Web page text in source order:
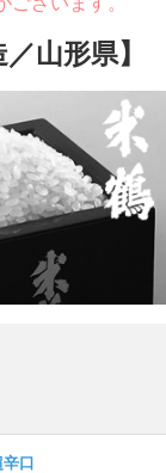
山形県】
口